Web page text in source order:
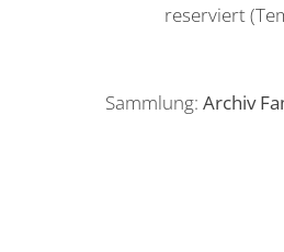
reserviert
Sammlung: Archiv